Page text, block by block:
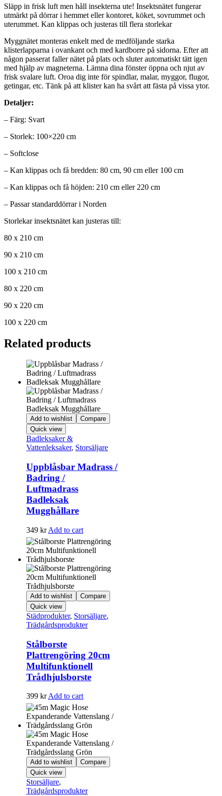
Släpp in frisk luft men håll insekterna ute! Insektsnätet fungerar
utmärkt på dörrar i hemmet eller kontoret, köket, sovrummet och
uterummet. Kan klippas och justeras till flera storlekar
Myggnätet monteras enkelt med de medföljande starka
klisterlapparna i ovankant och med kardborre på sidorna. Efter att
någon passerat faller nätet på plats och sluter automatiskt tätt igen
med hjälp av magneterna. Lämna dina fönster öppna och njut av
frisk svalare luft. Oroa dig inte för spindlar, malar, myggor, flugor,
getingar, etc. Tänk på att klister kan ha svårt att fästa på vissa ytor.
Detaljer:
– Färg: Svart
– Storlek: 100×220 cm
– Softclose
– Kan klippas och få bredden: 80 cm, 90 cm eller 100 cm
– Kan klippas och få höjden: 210 cm eller 220 cm
– Passar standarddörrar i Norden
Storlekar insektsnätet kan justeras till:
80 x 210 cm
90 x 210 cm
100 x 210 cm
80 x 220 cm
90 x 220 cm
100 x 220 cm
Related products
Add to wishlist
Compare
Quick view
Badleksaker &
Vattenleksaker, Storsäljare
Uppblåsbar Madrass /
Badring /
Luftmadrass
Badleksak
Mugghållare
349 kr Add to cart
Add to wishlist
Compare
Quick view
Städprodukter, Storsäljare,
Trädgårdsprodukter
Stålborste
Plattrengöring 20cm
Multifunktionell
Trådhjulsborste
399 kr Add to cart
Add to wishlist
Compare
Quick view
Storsäljare,
Trädgårdsprodukter